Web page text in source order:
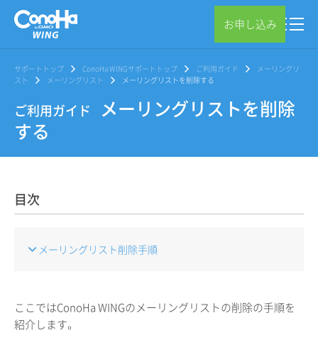
お申し込み
サポートトップ ConoHa WINGサポートトップ ご利用ガイド
メーリングリ
スト
メーリングリスト メーリングリストを削除する
ご利用ガイド
メーリングリストを削除
する
目次
メーリングリスト削除手順
ここではConoHa WINGのメーリングリストの削除の手順を
紹介します。